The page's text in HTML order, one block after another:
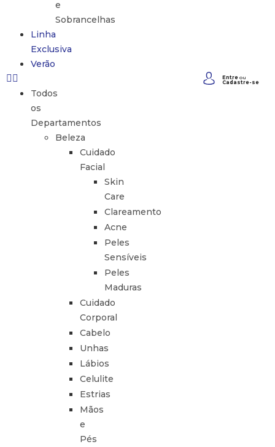
e
Sobrancelhas
Linha
Exclusiva
Verão
Todos
os
Departamentos
Beleza
Cuidado
Facial
Skin
Care
Clareamento
Acne
Peles
Sensíveis
Peles
Maduras
Cuidado
Corporal
Cabelo
Unhas
Lábios
Celulite
Estrias
Mãos
e
Pés
Entre ou
Cadastre-se